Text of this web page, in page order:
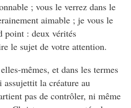
; vous le verrez dans le
aimable ; je vous le
point : deux vérités
le sujet de votre attention.
mêmes, et dans les termes
la créature au
pas de contrôler, ni même